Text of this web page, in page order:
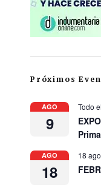
Próximos
AGO
9
Todo
AGO
18
18